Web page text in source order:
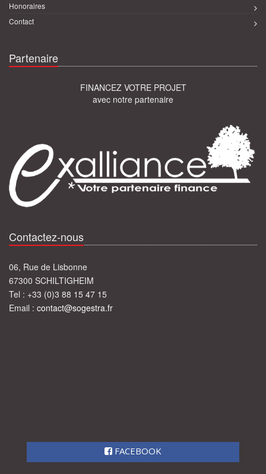
Honoraires
Contact
Partenaire
FINANCEZ VOTRE PROJET
avec notre partenaire
Contactez-nous
06, Rue de Lisbonne
67300 SCHILTIGHEIM
Tel : +33 (0)3 88 15 47 15
Email : contact@sogestra.fr
FACEBOOK